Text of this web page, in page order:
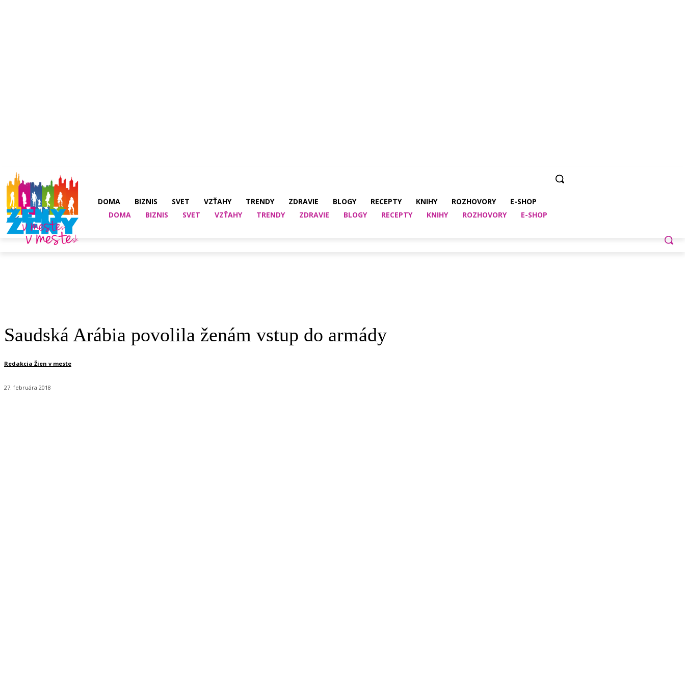
DOMA BIZNIS SVET VZŤAHY TRENDY ZDRAVIE BLOGY RECEPTY KNIHY ROZHOVORY E-SHOP
DOMA BIZNIS SVET VZŤAHY TRENDY ZDRAVIE BLOGY RECEPTY KNIHY ROZHOVORY E-SHOP
Saudská Arábia povolila ženám vstup do armády
Redakcia Žien v meste
27. februára 2018